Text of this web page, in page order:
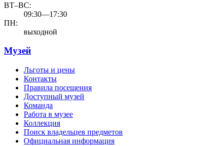
ВТ–ВС:
09:30—17:30
ПН:
выходной
Музей
Льготы и цены
Контакты
Правила посещения
Доступный музей
Команда
Работа в музее
Коллекция
Поиск владельцев предметов
Официальная информация